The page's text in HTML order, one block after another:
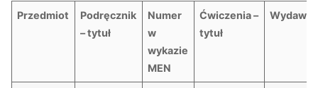
Przedmiot
Podręcznik
– tytuł
Numer
w
wykazie
MEN
Ćwiczenia –
tytuł